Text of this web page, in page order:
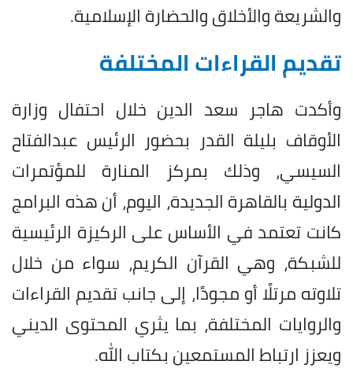
والشريعة والأخلاق والحضارة الإسلامية.
تقديم القراءات المختلفة
وأكدت هاجر سعد الدين خلال احتفال وزارة
الأوقاف بليلة القدر بحضور الرئيس عبدالفتاح
السيسي، وذلك بمركز المنارة للمؤتمرات
الدولية بالقاهرة الجديدة، اليوم، أن هذه البرامج
كانت تعتمد في الأساس على الركيزة الرئيسية
للشبكة، وهي القرآن الكريم، سواء من خلال
تلاوته مرتلًا أو مجودًا، إلى جانب تقديم القراءات
والروايات المختلفة، بما يثري المحتوى الديني
ويعزز ارتباط المستمعين بكتاب الله.